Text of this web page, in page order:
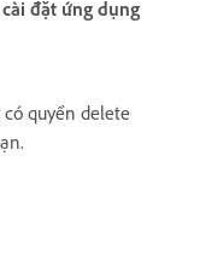
đặt ứng dụng
quyền delete